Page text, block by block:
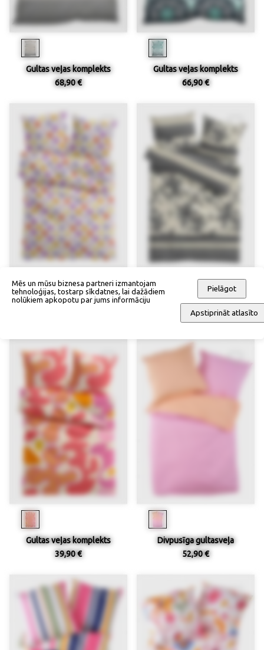
Gultas veļas komplekts
68,90 €
Gultas veļas komplekts
66,90 €
Gultas veļas komplekts
Gultas veļas komplekts
45,90 €
Gultas veļas komplekts
39,90 €
Divpusīga gultasveļa
52,90 €
Mēs un mūsu biznesa partneri izmantojam
tehnoloģijas, tostarp sīkdatnes, lai dažādiem
nolūkiem apkopotu par jums informāciju
Pielāgot
Apstiprināt atlasīto